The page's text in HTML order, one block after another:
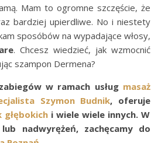
Mam to ogromne szczęście, że
bardziej upierdliwe. No i niestety
sposóbów na wypadające włosy,
. Chcesz wiedzieć, jak wzmocnić
szampon Dermena?
w ramach usługmasaż
Szymon Budnik, oferuje
głębokich i wiele wiele innych. W
nadwyrężeń, zachęcamy do